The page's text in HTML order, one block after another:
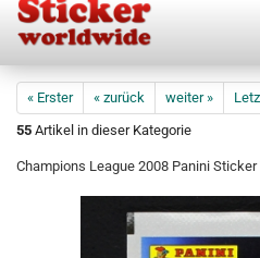
« Erster « zurück weiter »
55 Artikel in dieser Kategorie
Champions League 2008 Panini Sticker